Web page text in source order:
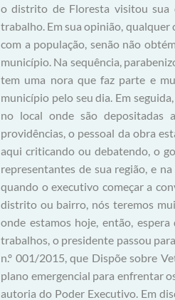
o distrito de Floresta visitou sua
trabalho. Em sua opinião,
com a população, senão não
município. Na sequência,
tem uma nora que faz parte e
município pelo seu dia. Em
no local onde são depositadas
providências, o pessoal da obra
aqui criticando ou debatendo, o
representantes de sua região, e
quando o executivo começar a
distrito ou bairro, nós teremos
onde estamos hoje, então,
trabalhos, o presidente passou
n.º 001/2015, que Dispõe sobre
plano emergencial para enfrentar
autoria do Poder Executivo. Em